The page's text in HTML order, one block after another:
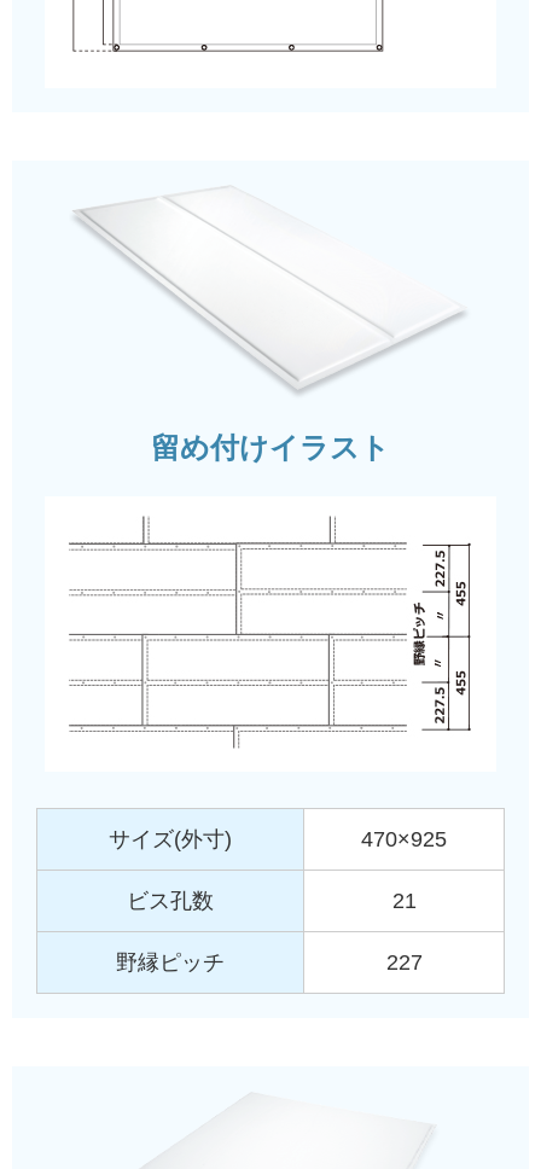
留め付けイラスト
サイズ(外寸) 470×925
ビス孔数 21
野縁ピッチ 227